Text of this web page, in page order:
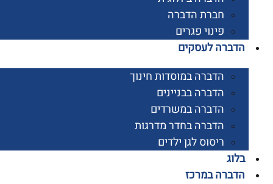
חברת הדברה
פינוי פגרים
לעסקים
הדברה במוסדות חינוך
הדברה בבניינים
הדברה במשרדים
הדברה בחדר מדרגות
ריסוס לגן ילדים
במרכז